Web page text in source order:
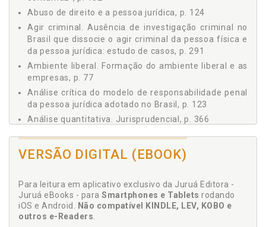
2.2 A DESCONSIDERAÇÃO DA PERSONALIDADE
2.2.1 A Desconsideração da Personalidade Jurídica
Direta, p. 136
2.2.2 A Desconsideração da Personalidade Jurídica
Inversa, p. 146
2.3 LACUNAS NO COMBATE AO ABUSO DA
PERSONALIDADE JURÍDICA: DA TEORIA ULTRA VIRES AO
FENÔMENO DO ´DEVEDOR CONTUMAZ´, p. 152
2.3.1 A Boa Trilha da Teoria Ultra Vires Societatis, p.
2.3.1.1 A origem e evolução anglo-saxônica da
teoria ultra vires societatis, p. 155
2.3.2 Consequências do Abandono da Teoria Ultra
Vires Societatis para a Aferição da Responsabilidade
Criminal da Pessoa Jurídica, p. 164
2.3.3 A Questão do Devedor Contumaz e a
Abuso de direito e a pessoa jurídica, p. 124
Agir criminal. Ausência de investigação criminal no
Brasil que dissocie o agir criminal da pessoa física e
da pessoa jurídica: estudo de casos, p. 291
Ambiente liberal. Formação do ambiente liberal e as
empresas, p. 77
Análise crítica do modelo de responsabilidade penal
da pessoa jurídica adotado no Brasil, p. 123
Análise quantitativa. Jurisprudencial, p. 366
Análise quantitativa. Jurisprudencial. Necessidade
de pesquisa direta com palavras-chave, p. 372
Análise quantitativa. Jurisprudencial. Outras
Análise quantitativa. Jurisprudencial. Primeiras
conclusões, p. 371
Análise quantitativa. Jurisprudencial. Respostas
VERSÃO DIGITAL (EBOOK)
Para leitura em aplicativo exclusivo da Juruá Editora -
Juruá eBooks - para Smartphones e Tablets rodando
iOS e Android. Não compatível KINDLE, LEV, KOBO e
outros e-Readers.